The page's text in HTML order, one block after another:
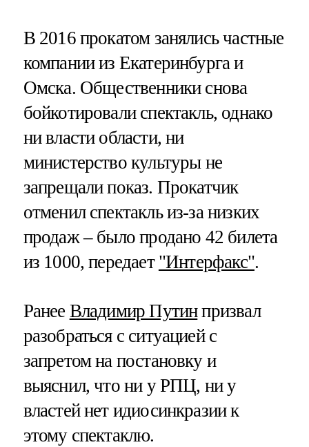
В 2016 прокатом занялись частные
компании из Екатеринбурга и
Омска. Общественники снова
бойкотировали спектакль, однако
ни власти области, ни
министерство культуры не
запрещали показ. Прокатчик
отменил спектакль из-за низких
продаж – было продано 42 билета
из 1000, передает "Интерфакс".
Ранее Владимир Путинпризвал
разобраться с ситуацией с
запретом на постановку и
выяснил, что ни у РПЦ, ни у
властей нет идиосинкразии к
этому спектаклю.